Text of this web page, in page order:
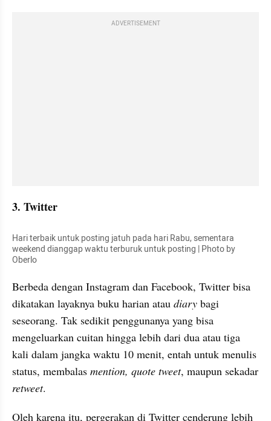
ADVERTISEMENT
3. Twitter
Hari terbaik untuk posting jatuh pada hari Rabu, sementara
weekend dianggap waktu terburuk untuk posting | Photo by
Oberlo
Berbeda dengan Instagram dan Facebook, Twitter bisa
dikatakan layaknya buku harian atau diary bagi
seseorang. Tak sedikit penggunanya yang bisa
mengeluarkan cuitan hingga lebih dari dua atau tiga
kali dalam jangka waktu 10 menit, entah untuk menulis
status, membalas mention, quote tweet
retweet.
Oleh karena itu, pergerakan di Twitter cenderung lebih